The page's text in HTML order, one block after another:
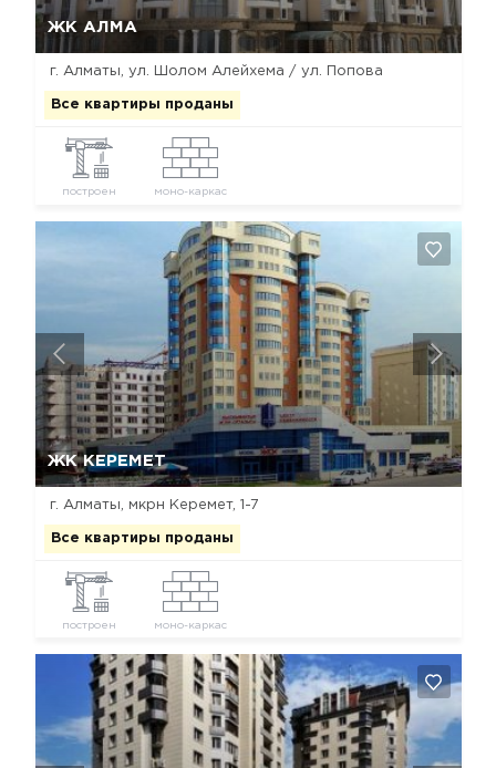
ЖК АЛМА
г. Алматы, ул. Шолом Алейхема / ул. Попова
Все квартиры проданы
построен моно-каркас
Отмена
ЖК КЕРЕМЕТ
г. Алматы, мкрн Керемет, 1-7
Все квартиры проданы
построен моно-каркас